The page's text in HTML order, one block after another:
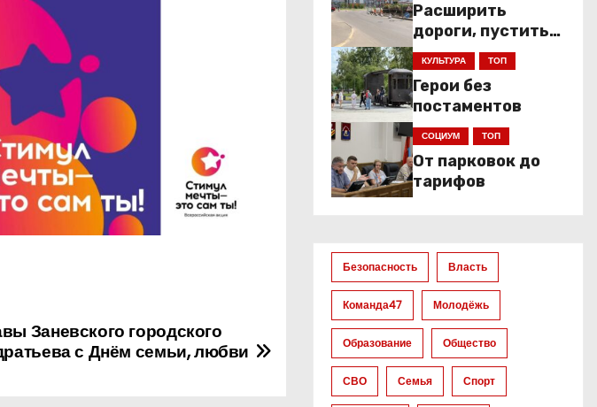
Заневского городского
с Днём семьи, любви
Расширить
дороги, пустить
низкопольники
КУЛЬТУРА ТОП
Герои без
постаментов
СОЦИУМ ТОП
От парковок до
тарифов
Безопасность Власть
Команда47 Молодёжь
Образование Общество
СВО Семья Спорт